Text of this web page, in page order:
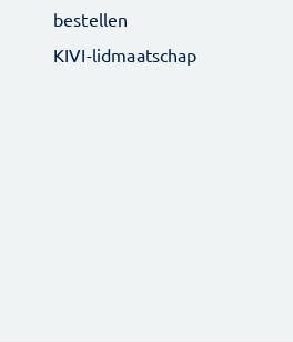
bestellen
KIVI-lidmaatschap